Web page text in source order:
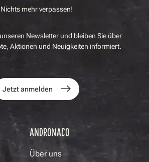
Nichts mehr verpassen!
Newsletter und bleiben Sie über
Aktionen und Neuigkeiten informiert.
Jetzt anmelden
ANDRONACO
Über uns